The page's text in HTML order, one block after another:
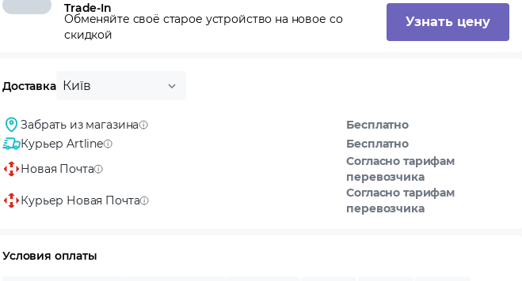
Trade-In
Обменяйте своё старое устройство на новое со
скидкой
Узнать цену
Доставка Київ
Забрать из магазина
Бесплатно
Курьер Artline
Бесплатно
Новая Почта
Согласно тарифам
перевозчика
Курьер Новая Почта
Согласно тарифам
перевозчика
Условия оплаты